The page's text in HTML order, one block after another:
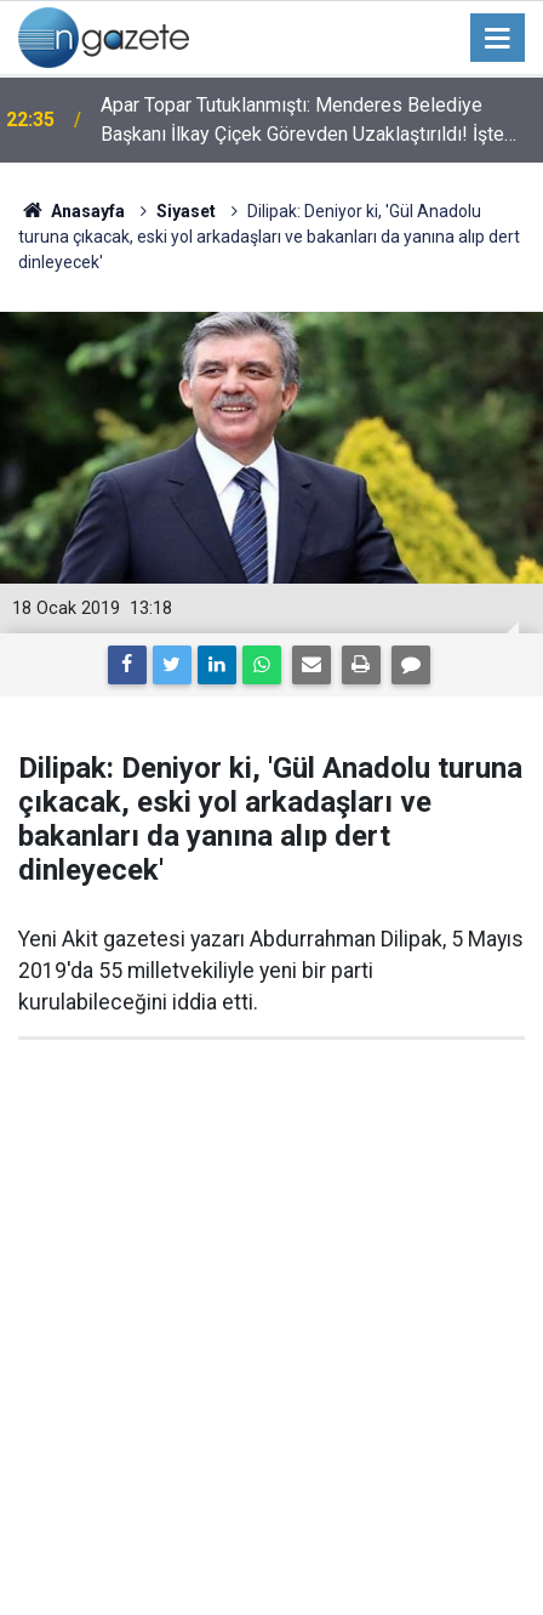
22:35
Apar Topar Tutuklanmıştı: Menderes Belediye
Başkanı İlkay Çiçek Görevden Uzaklaştırıldı! İşte
Alınan Kararın Perde Arkası
Anasayfa Siyaset
Dilipak: Deniyor ki, 'Gül Anadolu
turuna çıkacak, eski yol arkadaşları ve bakanları da yanına alıp dert
dinleyecek'
13:18
18 Ocak 2019
Dilipak: Deniyor ki, 'Gül Anadolu turuna
çıkacak, eski yol arkadaşları ve
bakanları da yanına alıp dert
dinleyecek'
Yeni Akit gazetesi yazarı Abdurrahman Dilipak, 5 Mayıs
2019'da 55 milletvekiliyle yeni bir parti
kurulabileceğini iddia etti.